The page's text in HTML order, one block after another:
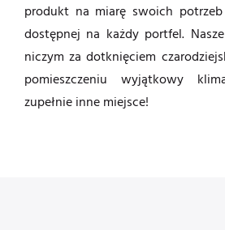
produkt na miarę swoich
dostępnej na każdy portfel.
niczym za dotknięciem
pomieszczeniu wyjątkowy
zupełnie inne miejsce!